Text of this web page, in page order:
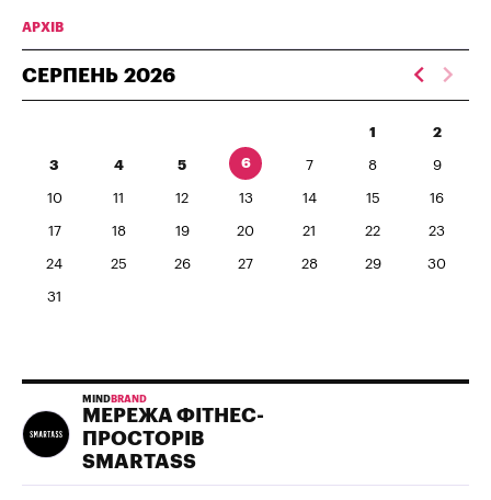
АРХІВ
СЕРПЕНЬ 2026
1 2
3 4 5 6 7 8 9
10 11 12 13 14 15 16
17 18 19 20 21 22 23
24 25 26 27 28 29 30
31
MIND BRAND
МЕРЕЖА ФІТНЕС-
ПРОСТОРІВ
SMARTASS